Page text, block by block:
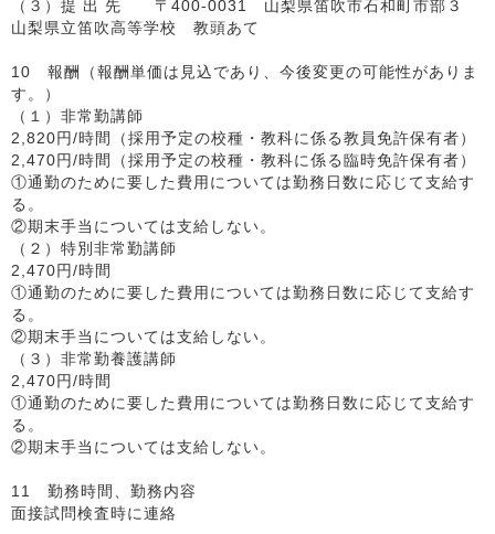
（３）提 出 先 〒400-0031 山梨県笛吹市石和町市部３
山梨県立笛吹高等学校 教頭あて
10 報酬（報酬単価は見込であり、今後変更の可能性がありま
す。）
（１）非常勤講師
2,820円/時間（採用予定の校種・教科に係る教員免許保有者）
2,470円/時間（採用予定の校種・教科に係る臨時免許保有者）
①通勤のために要した費用については勤務日数に応じて支給す
る。
②期末手当については支給しない。
（２）特別非常勤講師
2,470円/時間
①通勤のために要した費用については勤務日数に応じて支給す
る。
②期末手当については支給しない。
（３）非常勤養護講師
2,470円/時間
①通勤のために要した費用については勤務日数に応じて支給す
る。
②期末手当については支給しない。
11 勤務時間、勤務内容
面接試問検査時に連絡